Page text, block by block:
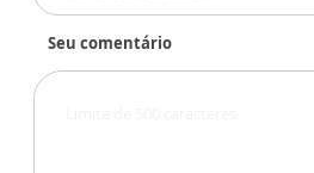
Seu comentário